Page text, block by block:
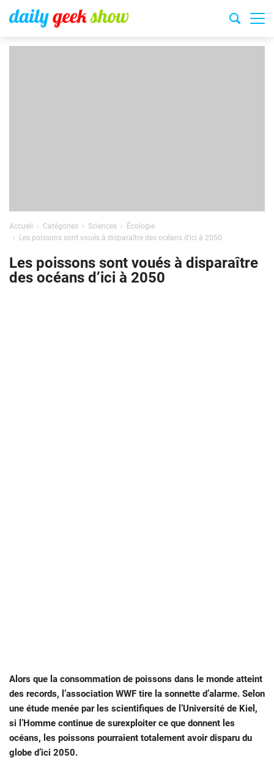
Accueil Catégories Sciences
Écologie
Les poissons sont voués à disparaître des océans d’ici à 2050
Les poissons sont voués à disparaître
des océans d’ici à 2050
Alors que la consommation de poissons dans le monde atteint
des records, l’association WWF tire la sonnette d’alarme. Selon
une étude menée par les scientifiques de l’Université de Kiel,
si l’Homme continue de surexploiter ce que donnent les
océans, les poissons pourraient totalement avoir disparu du
globe d’ici 2050.